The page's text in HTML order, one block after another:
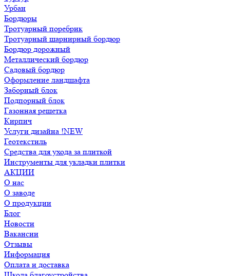
Урбан
Бордюры
Тротуарный поребрик
Тротуарный шарнирный бордюр
Бордюр дорожный
Металлический бордюр
Садовый бордюр
Оформление ландшафта
Заборный блок
Подпорный блок
Газонная решетка
Кирпич
Услуги дизайна !NEW
Геотекстиль
Средства для ухода за плиткой
Инструменты для укладки плитки
АКЦИИ
О нас
О заводе
О продукции
Блог
Новости
Вакансии
Отзывы
Информация
Оплата и доставка